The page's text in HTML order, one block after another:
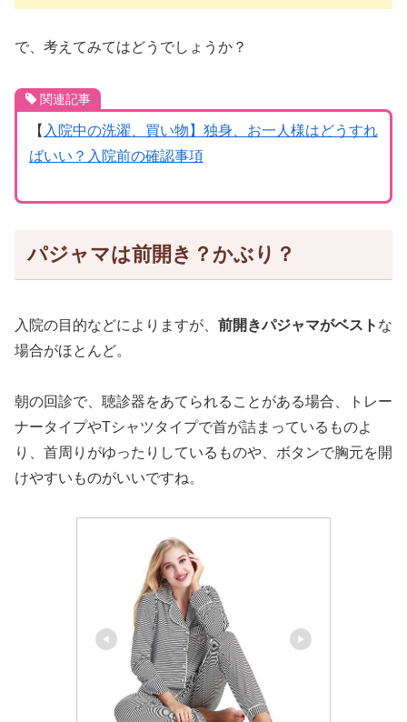
で、考えてみてはどうでしょうか？
関連記事
【 入院中の洗濯、買い物】独身、お一人様はどうすれ
ばいい？入院前の確認事項
パジャマは前開き？かぶり？
入院の目的などによりますが、 前開きパジャマがベスト な
場合がほとんど。
朝の回診で、聴診器をあてられることがある場合、トレー
ナータイプやTシャツタイプで首が詰まっているものよ
り、首周りがゆったりしているものや、ボタンで胸元を開
けやすいものがいいですね。